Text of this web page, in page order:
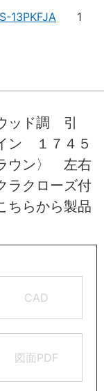
13PKFJA 1
ッド調 引
ン １７４５
ウン〉 左右
クローズ付
ちらから製品
CAD
図面PDF